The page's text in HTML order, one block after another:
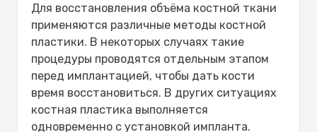
Для восстановления объёма костной ткани
применяются различные методы костной
пластики. В некоторых случаях такие
процедуры проводятся отдельным этапом
перед имплантацией, чтобы дать кости
время восстановиться. В других ситуациях
костная пластика выполняется
одновременно с установкой импланта.